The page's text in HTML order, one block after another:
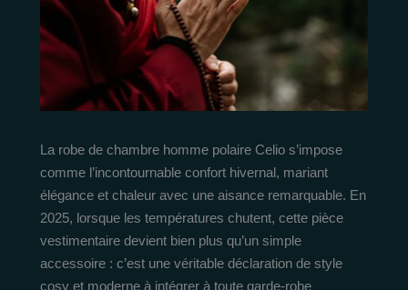
La robe de chambre homme polaire Celio s’impose
comme l’incontournable confort hivernal, mariant
élégance et chaleur avec une aisance remarquable. En
2025, lorsque les températures chutent, cette pièce
vestimentaire devient bien plus qu’un simple
accessoire : c’est une véritable déclaration de style
cosy et moderne à intégrer à toute garde-robe